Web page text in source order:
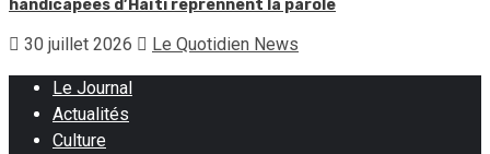
handicapées d’Haïti reprennent la parole
30 juillet 2026 Le Quotidien News
Le Journal
Actualités
Culture